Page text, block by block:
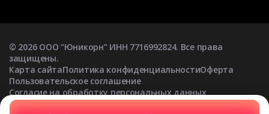
© 2026ООО “Юникорн” ИНН 7716992824. Все права
защищены.
Карта сайтаПолитика конфиденциальностиОферта
Пользовательское соглашение
Согласие на обработку персональных данных
Согласие на получение рекламных рассылок